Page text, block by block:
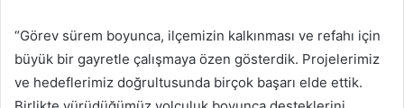
“Görev sürem boyunca, ilçemizin kalkınması ve refahı için
büyük bir gayretle çalışmaya özen gösterdik. Projelerimiz
ve hedeflerimiz doğrultusunda birçok başarı elde ettik.